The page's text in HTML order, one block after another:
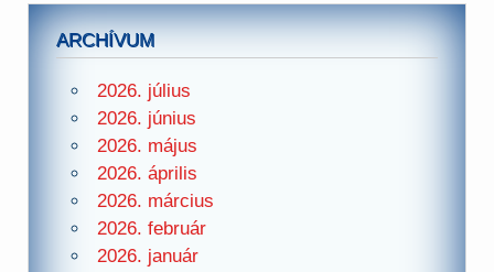
ARCHÍVUM
2026. július
2026. június
2026. május
2026. április
2026. március
2026. február
2026. január